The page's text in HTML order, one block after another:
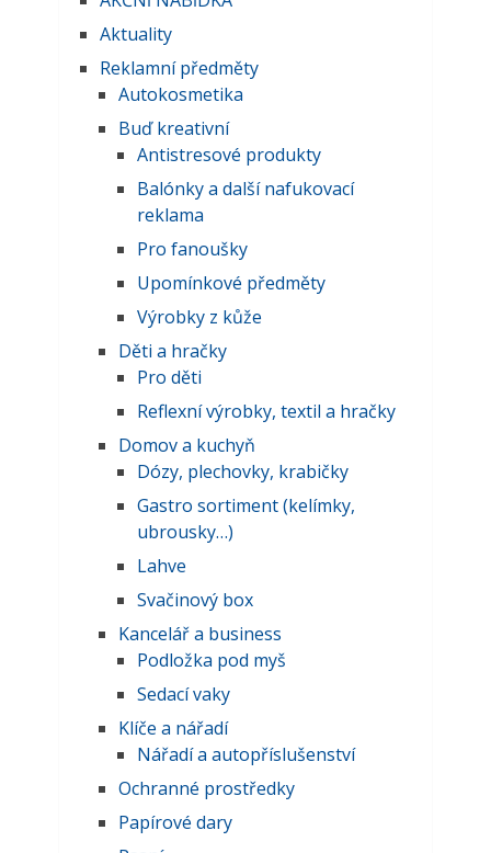
Aktuality
Reklamní předměty
Autokosmetika
Buď kreativní
Antistresové produkty
Balónky a další nafukovací
reklama
Pro fanoušky
Upomínkové předměty
Výrobky z kůže
Děti a hračky
Pro děti
Reflexní výrobky, textil a hračky
Domov a kuchyň
Dózy, plechovky, krabičky
Gastro sortiment (kelímky,
ubrousky…)
Lahve
Svačinový box
Kancelář a business
Podložka pod myš
Sedací vaky
Klíče a nářadí
Nářadí a autopříslušenství
Ochranné prostředky
Papírové dary